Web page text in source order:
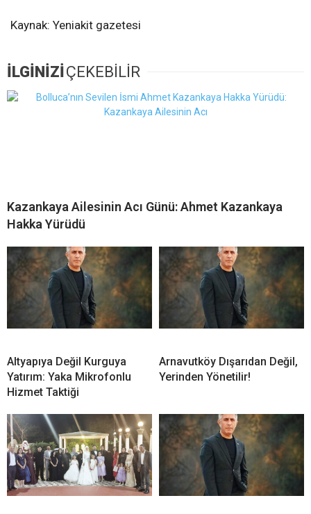
Kaynak: Yeniakit gazetesi
İLGİNİZİ ÇEKEBİLİR
Kazankaya Ailesinin Acı Günü: Ahmet Kazankaya
Hakka Yürüdü
Altyapıya Değil Kurguya
Yatırım: Yaka Mikrofonlu
Hizmet Taktiği
Arnavutköy Dışarıdan Değil,
Yerinden Yönetilir!